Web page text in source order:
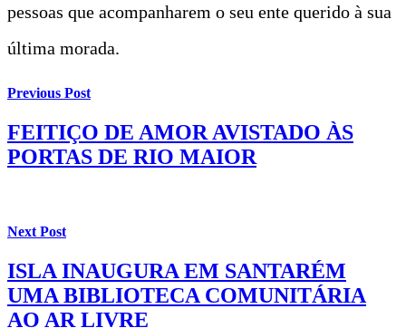
pessoas que acompanharem o seu ente querido à sua
última morada.
Previous Post
FEITIÇO DE AMOR AVISTADO ÀS
PORTAS DE RIO MAIOR
Next Post
ISLA INAUGURA EM SANTARÉM
UMA BIBLIOTECA COMUNITÁRIA
AO AR LIVRE